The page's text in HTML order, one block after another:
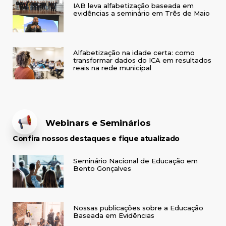
IAB leva alfabetização baseada em
evidências a seminário em Três de Maio
Alfabetização na idade certa: como
transformar dados do ICA em resultados
reais na rede municipal
Webinars e Seminários
Confira nossos destaques e fique atualizado
Seminário Nacional de Educação em
Bento Gonçalves
Nossas publicações sobre a Educação
Baseada em Evidências